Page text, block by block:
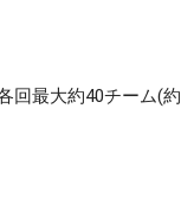
回最大約40チーム(